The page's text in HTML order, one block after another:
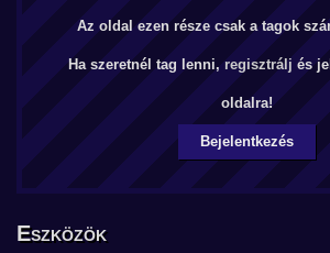
Az oldal ezen része csak a tagok
Ha szeretnél tag lenni, regisztrálj és
oldalra!
Bejelentkezés
Eszközök